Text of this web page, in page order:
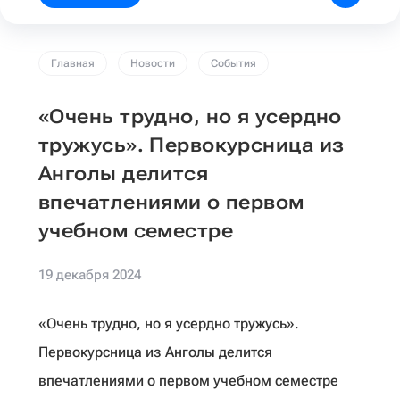
Главная Новости События
«Очень трудно, но я усердно
тружусь». Первокурсница из
Анголы делится
впечатлениями о первом
учебном семестре
19 декабря 2024
«Очень трудно, но я усердно тружусь».
Первокурсница из Анголы делится
впечатлениями о первом учебном семестре